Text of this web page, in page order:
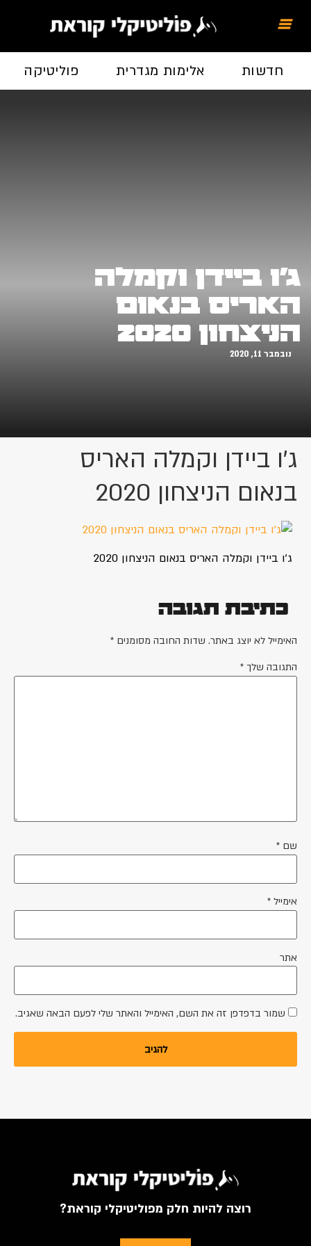
חדשות אלימות מגדרית פוליטיקה
ג'ו ביידן וקמלה
האריס בנאום
הניצחון 2020
נובמבר 11, 2020
ג'ו ביידן וקמלה האריס
בנאום הניצחון 2020
ג'ו ביידן וקמלה האריס בנאום הניצחון 2020
כתיבת תגובה
האימייל לא יוצג באתר. שדות החובה מסומנים *
התגובה שלך *
שם *
אימייל *
אתר
שמור בדפדפן זה את השם, האימייל והאתר שלי לפעם הבאה שאגיב.
רוצה להיות חלק מפוליטיקלי קוראת?